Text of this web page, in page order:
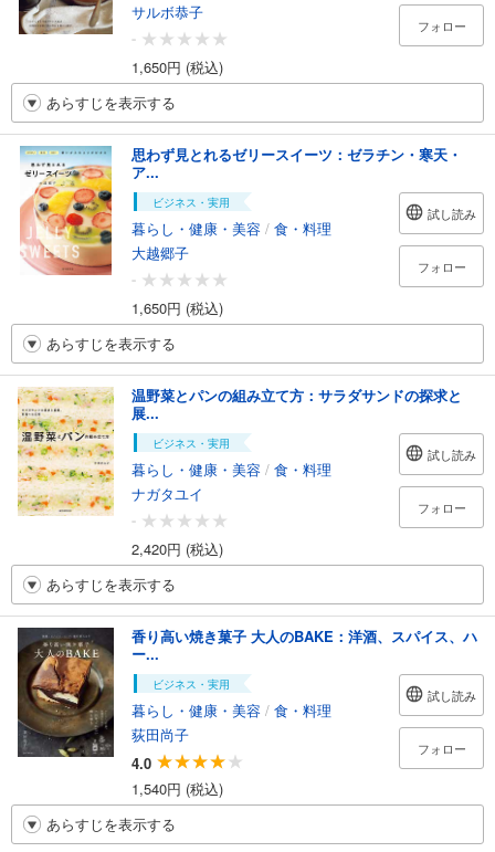
サルボ恭子
-
1,650円 (税込)
フォロー
あらすじを表示する
思わず見とれるゼリースイーツ：ゼラチン・寒天・
ア...
ビジネス・実用
暮らし・健康・美容 / 食・料理
大越郷子
-
1,650円 (税込)
試し読み
フォロー
あらすじを表示する
温野菜とパンの組み立て方：サラダサンドの探求と
展...
ビジネス・実用
暮らし・健康・美容 / 食・料理
ナガタユイ
-
2,420円 (税込)
試し読み
フォロー
あらすじを表示する
香り高い焼き菓子 大人のBAKE：洋酒、スパイス、ハ
ー...
ビジネス・実用
暮らし・健康・美容 / 食・料理
荻田尚子
4.0
1,540円 (税込)
試し読み
フォロー
あらすじを表示する